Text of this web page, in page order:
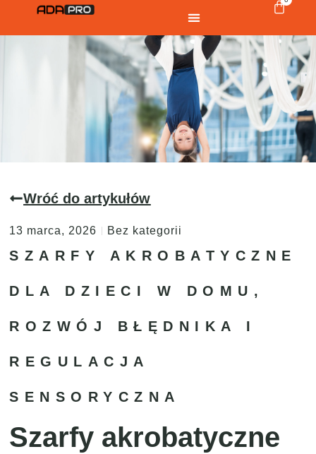
Wróć do artykułów
13 marca, 2026 Bez kategorii
SZARFY AKROBATYCZNE
DLA DZIECI W DOMU,
ROZWÓJ BŁĘDNIKA I
REGULACJA
SENSORYCZNA
Szarfy akrobatyczne